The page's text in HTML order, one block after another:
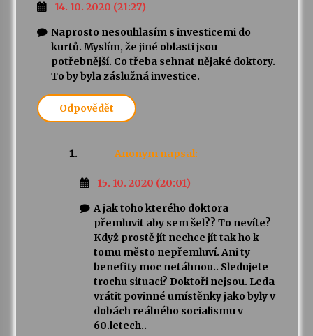
14. 10. 2020 (21:27)
Naprosto nesouhlasím s investicemi do
kurtů. Myslím, že jiné oblasti jsou
potřebnější. Co třeba sehnat nějaké doktory.
To by byla záslužná investice.
Odpovědět
Anonym napsal:
15. 10. 2020 (20:01)
A jak toho kterého doktora
přemluvit aby sem šel?? To nevíte?
Když prostě jít nechce jít tak ho k
tomu město nepřemluví. Ani ty
benefity moc netáhnou.. Sledujete
trochu situaci? Doktoři nejsou. Leda
vrátit povinné umístěnky jako byly v
dobách reálného socialismu v
60.letech..